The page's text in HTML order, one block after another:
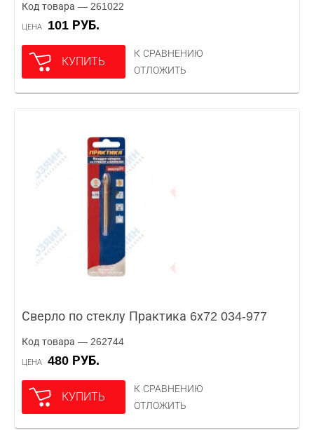
Код товара — 261022
ЦЕНА 101 РУБ.
КУПИТЬ
К СРАВНЕНИЮ
ОТЛОЖИТЬ
Сверло по стеклу Практика 6х72 034-977
Код товара — 262744
ЦЕНА 480 РУБ.
КУПИТЬ
К СРАВНЕНИЮ
ОТЛОЖИТЬ